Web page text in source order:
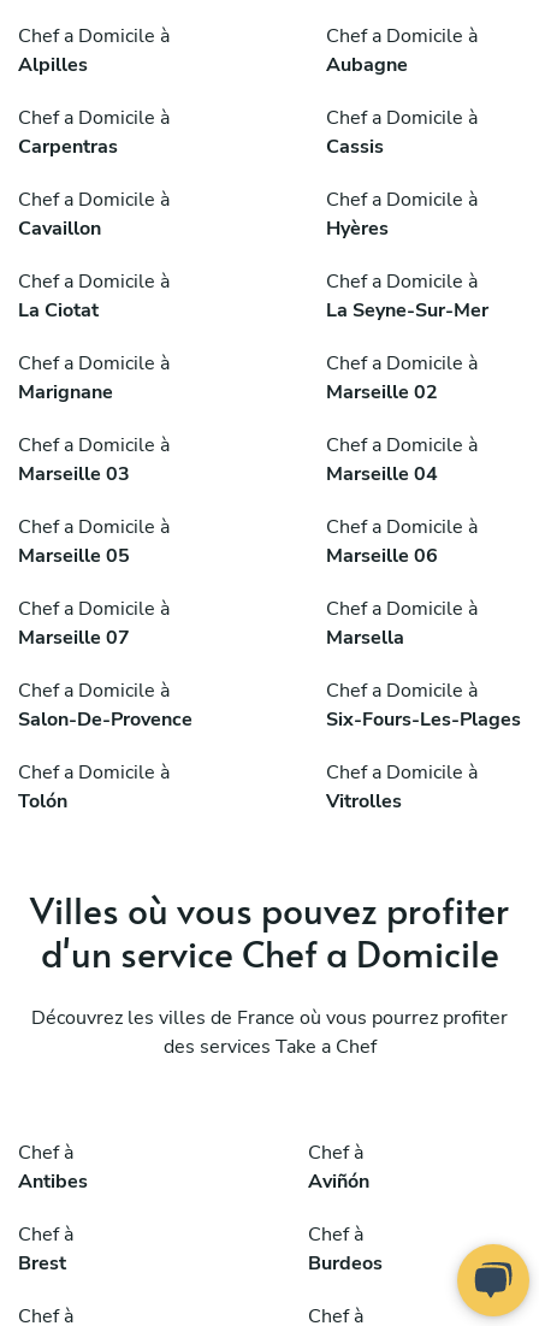
Chef a Domicile à
Alpilles
Chef a Domicile à
Aubagne
Chef a Domicile à
Carpentras
Chef a Domicile à
Cassis
Chef a Domicile à
Cavaillon
Chef a Domicile à
Hyères
Chef a Domicile à
La Ciotat
Chef a Domicile à
La Seyne-Sur-Mer
Chef a Domicile à
Marignane
Chef a Domicile à
Marseille 02
Chef a Domicile à
Marseille 03
Chef a Domicile à
Marseille 04
Chef a Domicile à
Marseille 05
Chef a Domicile à
Marseille 06
Chef a Domicile à
Marseille 07
Chef a Domicile à
Marsella
Chef a Domicile à
Salon-De-Provence
Chef a Domicile à
Six-Fours-Les-Plages
Chef a Domicile à
Tolón
Chef a Domicile à
Vitrolles
Villes où vous pouvez profiter
d'un service Chef a Domicile
Découvrez les villes de France où vous pourrez profiter
des services Take a Chef
Chef à
Antibes
Chef à
Aviñón
Chef à
Brest
Chef à
Burdeos
Chef à
Chef à